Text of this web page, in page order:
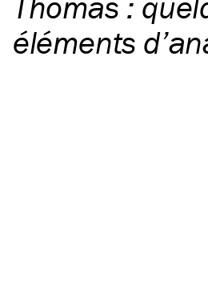
éléments